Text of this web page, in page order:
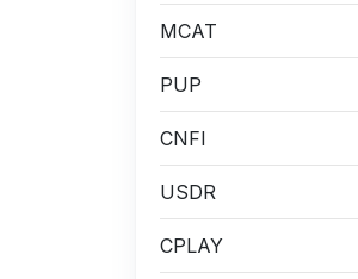
MCAT
PUP
CNFI
USDR
CPLAY